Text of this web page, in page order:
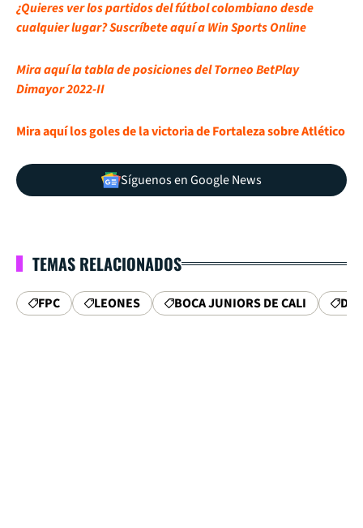
¿Quieres ver los partidos del fútbol colombiano desde
cualquier lugar? Suscríbete aquí a Win Sports Online
Mira aquí la tabla de posiciones del Torneo BetPlay
Dimayor 2022-II
Mira aquí los goles de la victoria de Fortaleza sobre Atlético
Síguenos en Google News
TEMAS RELACIONADOS
FPC LEONES BOCA JUNIORS DE CALI